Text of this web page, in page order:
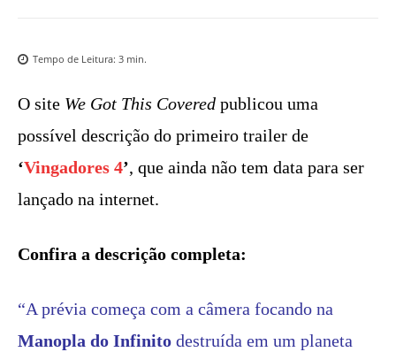
Tempo de Leitura: 3 min.
O site We Got This Covered publicou uma
possível descrição do primeiro trailer de
‘Vingadores 4’, que ainda não tem data para ser
lançado na internet.
Confira a descrição completa:
“A prévia começa com a câmera focando na
Manopla do Infinito destruída em um planeta